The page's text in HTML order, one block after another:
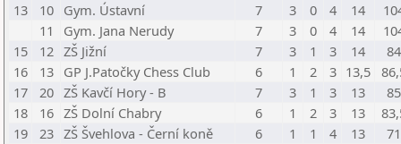
13
10 Gym. Ústavní 7 3 0 4 14
11
Gym. Jana Nerudy 7 3 0 4 14
15
12 ZŠ Jižní 7 3 1 3 14
84
16
13 GP J.Patočky Chess Club 6 1 2 3 13,5
17
20 ZŠ Kavčí Hory - B 7 3 1 3 13
85
18
16 ZŠ Dolní Chabry 6 1 2 3 13
19
23 ZŠ Švehlova - Černí koně 6 1 1 4 13
71